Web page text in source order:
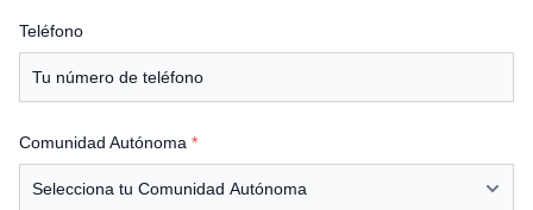
Teléfono
Comunidad Autónoma *